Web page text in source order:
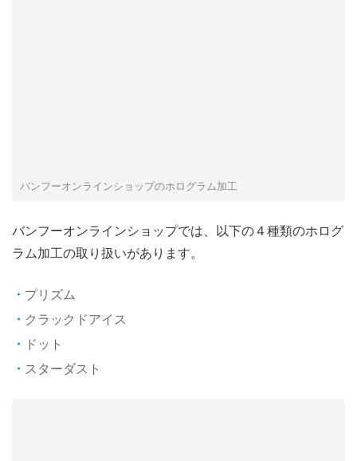
バンフーオンラインショップのホログラム加工
バンフーオンラインショップでは、以下の４種類のホログ
ラム加工の取り扱いがあります。
プリズム
クラックドアイス
ドット
スターダスト